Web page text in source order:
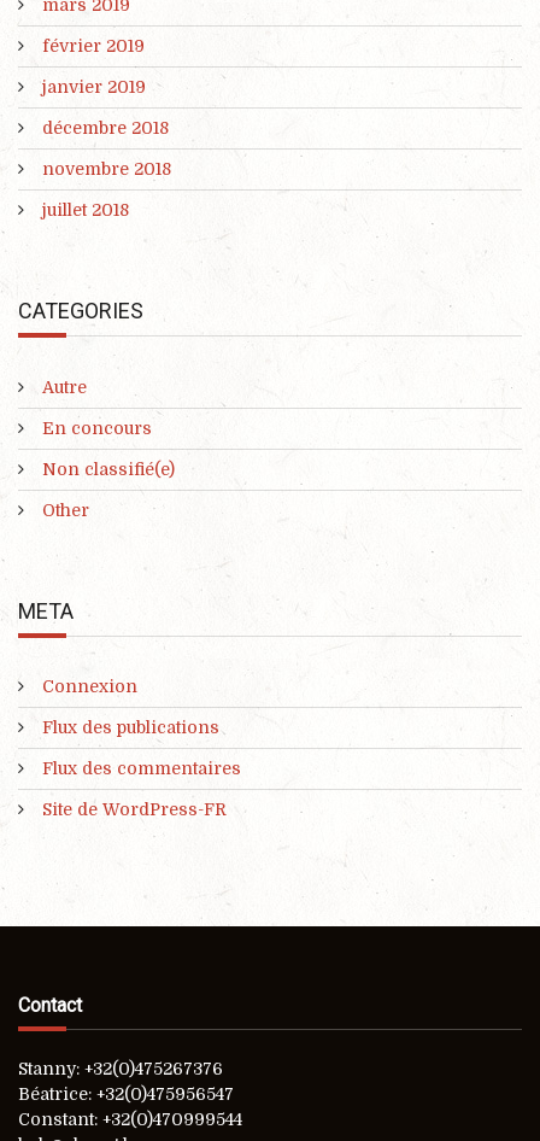
mars 2019
février 2019
janvier 2019
décembre 2018
novembre 2018
juillet 2018
CATEGORIES
Autre
En concours
Non classifié(e)
Other
META
Connexion
Flux des publications
Flux des commentaires
Site de WordPress-FR
Contact
Stanny: +32(0)475267376
Béatrice: +32(0)475956547
Constant: +32(0)470999544